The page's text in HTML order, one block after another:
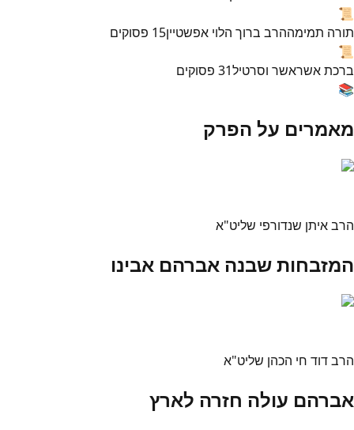
📜
תורה תמימההרב ברוך הלוי אפשטיין15 פסוקים
📜
ברכת אשראשר וסרטיל31 פסוקים
📚
מאמרים על הפרק
הרב איתן שנדורפי שליט"א
המזבחות שבנה אברהם אבינו
הרב דוד חי הכהן שליט"א
אברהם עולה חזרה לארץ